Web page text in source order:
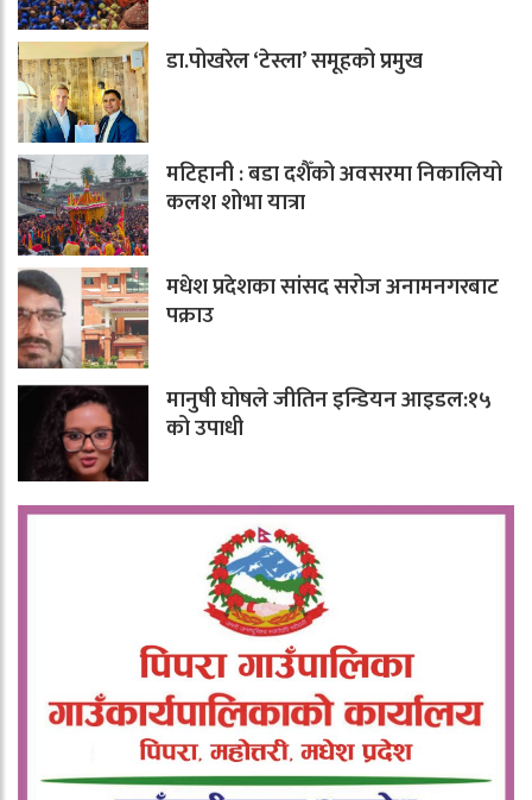
डा.पोखरेल ‘टेस्ला’ समूहको प्रमुख
मटिहानी : बडा दशैँको अवसरमा निकालियो
कलश शोभा यात्रा
मधेश प्रदेशका सांसद सरोज अनामनगरबाट
पक्राउ
मानुषी घोषले जीतिन इन्डियन आइडल:१५
को उपाधी